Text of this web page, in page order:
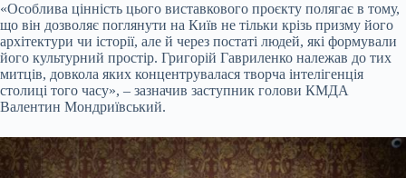
«Особлива цінність цього виставкового проєкту полягає в тому,
що він дозволяє поглянути на Київ не тільки крізь призму його
архітектури чи історії, але й через постаті людей, які формували
його культурний простір. Григорій Гавриленко належав до тих
митців, довкола яких концентрувалася творча інтелігенція
столиці того часу», – зазначив заступник голови КМДА
Валентин Мондриївський.